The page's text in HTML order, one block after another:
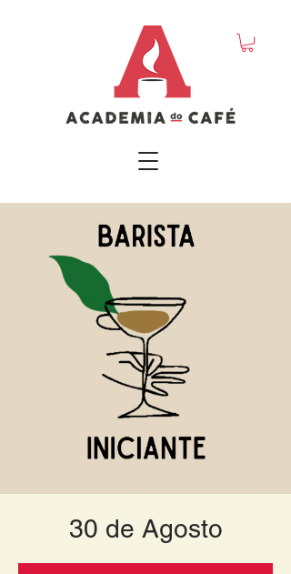
30 de Agosto